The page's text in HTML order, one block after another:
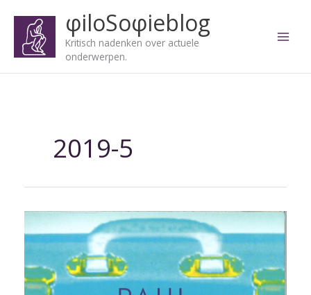
inhoud
φiloSoφieblog
Kritisch nadenken over actuele
onderwerpen.
2019-5
De
vorm
van
vrijheid